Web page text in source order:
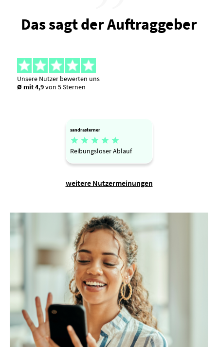
Das sagt der Auftraggeber
Unsere Nutzer bewerten uns
Ø mit 4,9von 5 Sternen
sandrasterner
    
Reibungsloser Ablauf
weitere Nutzermeinungen